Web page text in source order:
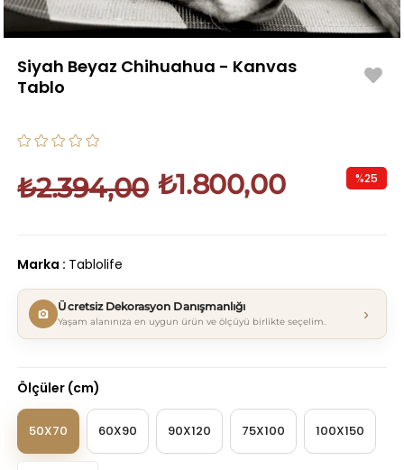
Siyah Beyaz Chihuahua - Kanvas
Tablo
₺2.394,00 ₺1.800,00 %25
Marka : Tablolife
Ücretsiz Dekorasyon Danışmanlığı
Yaşam alanınıza en uygun ürün ve ölçüyü birlikte seçelim. ›
Ölçüler (cm)
50X70 60X90 90X120 75X100 100X150